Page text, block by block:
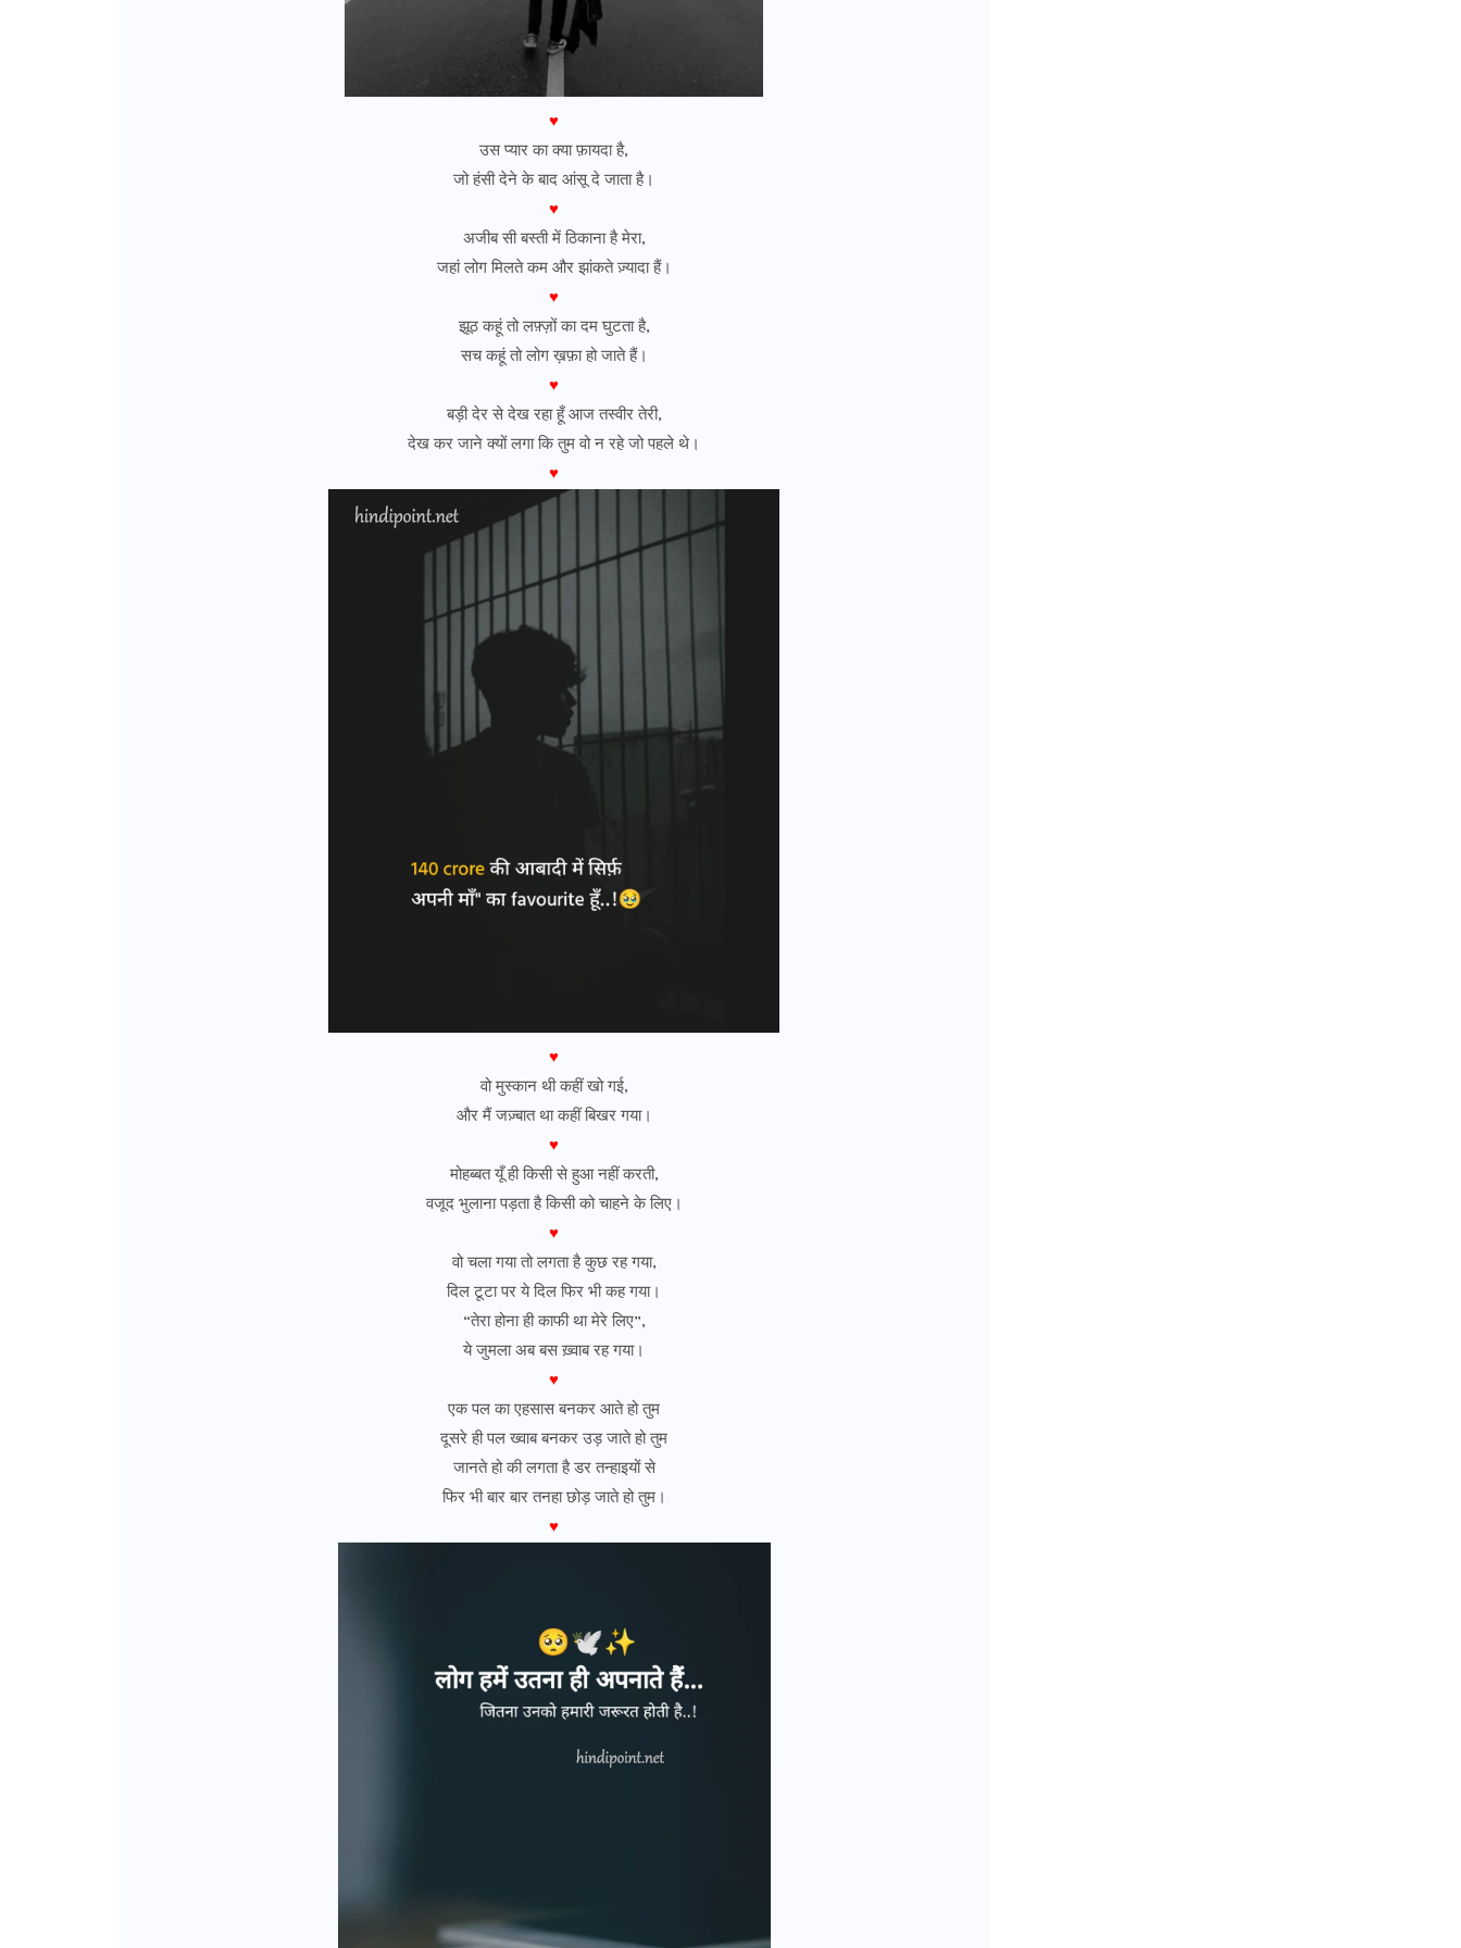
♥
उस प्यार का क्या फ़ायदा है,
जो हंसी देने के बाद आंसू दे जाता है।
♥
अजीब सी बस्ती में ठिकाना है मेरा,
जहां लोग मिलते कम और झांकते ज़्यादा हैं।
♥
झूठ कहूं तो लफ़्ज़ों का दम घुटता है,
सच कहूं तो लोग ख़फ़ा हो जाते हैं।
♥
बड़ी देर से देख रहा हूँ आज तस्वीर तेरी,
देख कर जाने क्यों लगा कि तुम वो न रहे जो पहले थे।
♥
♥
वो मुस्कान थी कहीं खो गई,
और मैं जज़्बात था कहीं बिखर गया।
♥
मोहब्बत यूँ ही किसी से हुआ नहीं करती,
वजूद भुलाना पड़ता है किसी को चाहने के लिए।
♥
वो चला गया तो लगता है कुछ रह गया,
दिल टूटा पर ये दिल फिर भी कह गया।
“तेरा होना ही काफी था मेरे लिए”,
ये जुमला अब बस ख़्वाब रह गया।
♥
एक पल का एहसास बनकर आते हो तुम
दूसरे ही पल ख्वाब बनकर उड़ जाते हो तुम
जानते हो की लगता है डर तन्हाइयों से
फिर भी बार बार तनहा छोड़ जाते हो तुम।
♥